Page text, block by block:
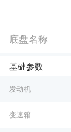
底盘名称
基础参数
发动机
变速箱